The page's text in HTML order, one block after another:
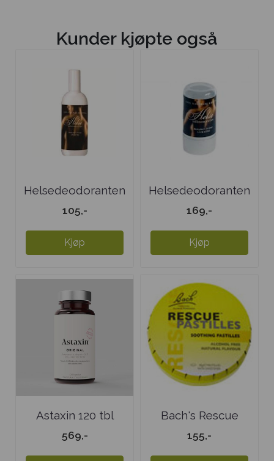
Kunder kjøpte også
Helsedeodoranten
spray 120 ml
105,-
Kjøp
Helsedeodoranten
stift 120 gr
169,-
Kjøp
Astaxin 120 tbl
569,-
Bach's Rescue
pastiller
155,-